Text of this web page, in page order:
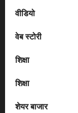
वीडियो
वेब स्टोरी
शिक्षा
शिक्षा
शेयर बाजार